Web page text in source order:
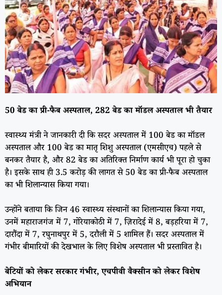
50 बेड का प्री-फैब अस्पताल, 282 बेड का मॉडल अस्पताल भी तैयार
स्वास्थ्य मंत्री ने जानकारी दी कि सदर अस्पताल में 100 बेड का मॉडल
अस्पताल और 100 बेड का मातृ शिशु अस्पताल (एमसीएच) पहले से
बनकर तैयार है, और 82 बेड का अतिरिक्त निर्माण कार्य भी पूरा हो चुका
है। इसके साथ ही 3.5 करोड़ की लागत से 50 बेड का प्री-फैब अस्पताल
का भी शिलान्यास किया गया।
उन्होंने बताया कि जिन 46 स्वास्थ्य संस्थानों का शिलान्यास किया गया,
उनमें महाराजगंज में 7, गोरेयाकोठी में 7, ज़िरादेई में 8, बड़हरिया में 7,
दारौंदा में 7, रघुनाथपुर में 5, दरौली में 5 शामिल हैं। सदर अस्पताल में
गंभीर बीमारियों की देखभाल के लिए विशेष अस्पताल भी प्रस्तावित है।
बेटियों को लेकर सरकार गंभीर, एचपीवी वैक्सीन को लेकर विशेष
अभियान